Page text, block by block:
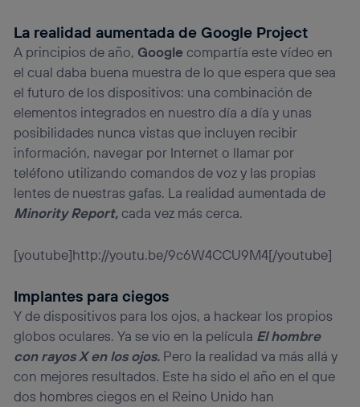
La realidad aumentada de Google Project
A principios de año, Google compartía este vídeo en
el cual daba buena muestra de lo que espera que sea
el futuro de los dispositivos: una combinación de
elementos integrados en nuestro día a día y unas
posibilidades nunca vistas que incluyen recibir
información, navegar por Internet o llamar por
teléfono utilizando comandos de voz y las propias
lentes de nuestras gafas. La realidad aumentada de
Minority Report,cada vez más cerca.
[youtube]http://youtu.be/9c6W4CCU9M4[/youtube]
Implantes para ciegos
Y de dispositivos para los ojos, a hackear los propios
globos oculares. Ya se vio en la película El hombre
con rayos X en los ojos. Pero la realidad va más allá y
con mejores resultados. Este ha sido el año en el que
dos hombres ciegos en el Reino Unido han